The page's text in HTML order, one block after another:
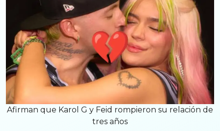
Afirman que Karol G y Feid rompieron su relación de
tres años